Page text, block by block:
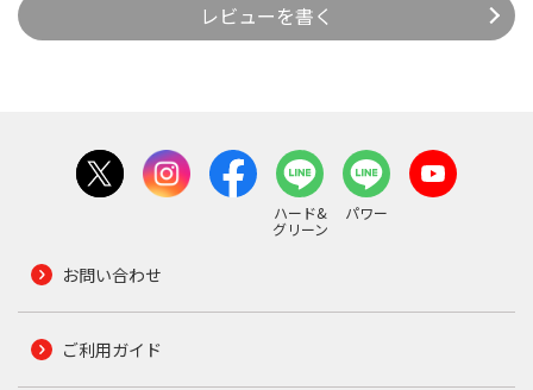
レビューを書く
ハード&
グリーン
パワー
お問い合わせ
ご利用ガイド